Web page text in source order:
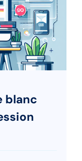
blanc